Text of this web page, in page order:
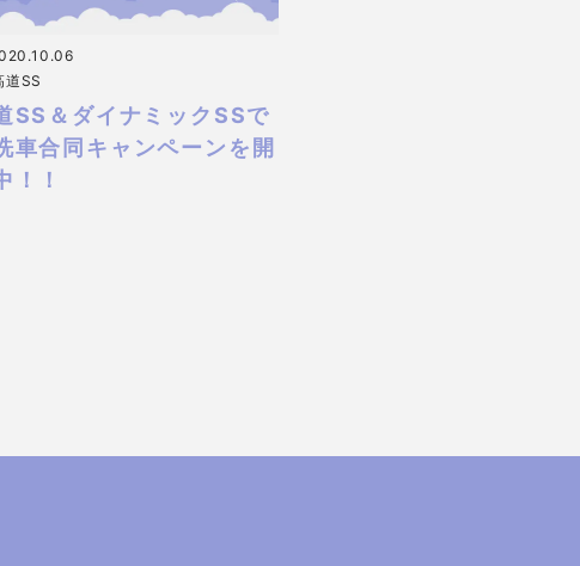
道SS
SS＆ダイナミックSSで
車合同キャンペーンを開
！！